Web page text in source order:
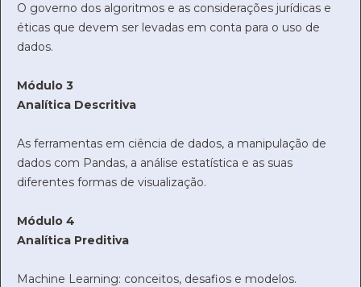
O governo dos algoritmos e as considerações jurídicas e
éticas que devem ser levadas em conta para o uso de
dados.
Módulo 3
Analítica Descritiva
As ferramentas em ciência de dados, a manipulação de
dados com Pandas, a análise estatística e as suas
diferentes formas de visualização.
Módulo 4
Analítica Preditiva
Machine Learning: conceitos, desafios e modelos.